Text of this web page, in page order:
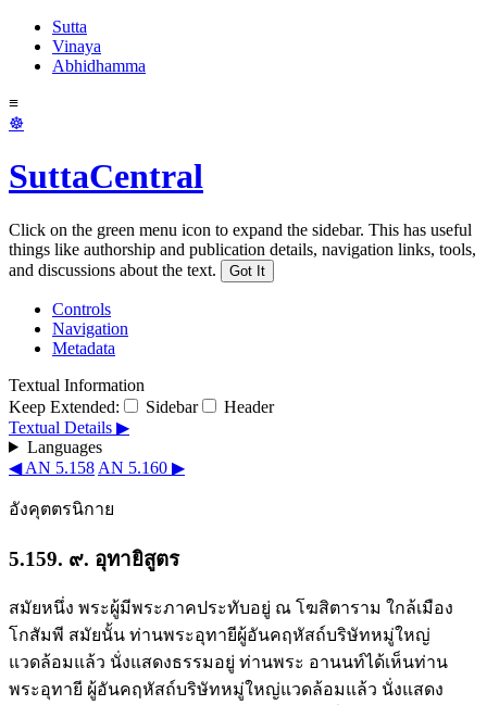
Sutta
Vinaya
Abhidhamma
≡
☸
SuttaCentral
Click on the green menu icon to expand the sidebar. This has useful
things like authorship and publication details, navigation links, tools,
and discussions about the text.
Got It
Controls
Navigation
Metadata
Textual Information
Keep Extended:
Sidebar
Header
Textual Details ▶
Languages
◀ AN 5.158 AN 5.160 ▶
อังคุตตรนิกาย
5.159. ๙. อุทายิสูตร
สมัยหนึ่ง พระผู้มีพระภาคประทับอยู่ ณ โฆสิตาราม ใกล้เมือง
โกสัมพี สมัยนั้น ท่านพระอุทายีผู้อันคฤหัสถ์บริษัทหมู่ใหญ่
แวดล้อมแล้ว นั่งแสดงธรรมอยู่ ท่านพระ อานนท์ได้เห็นท่าน
พระอุทายี ผู้อันคฤหัสถ์บริษัทหมู่ใหญ่แวดล้อมแล้ว นั่งแสดง